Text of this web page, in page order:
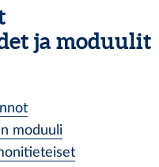
ja moduulit
moduuli